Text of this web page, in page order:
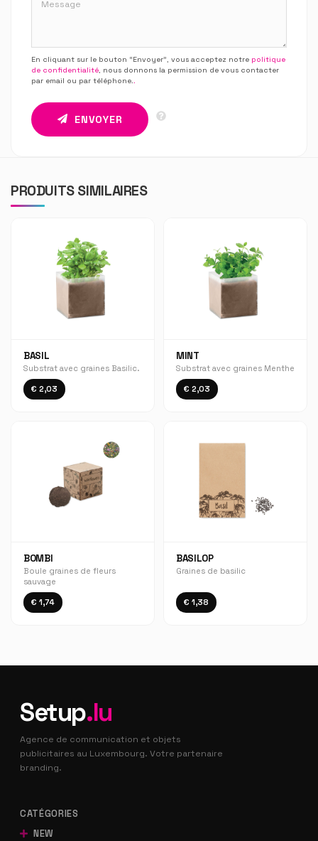
En cliquant sur le bouton “Envoyer”, vous acceptez notre politique
de confidentialité, nous donnons la permission de vous contacter
par email ou par téléphone..
ENVOYER
PRODUITS SIMILAIRES
BASIL
Substrat avec graines Basilic.
€ 2,03
MINT
Substrat avec graines Menthe
€ 2,03
BOMBI
Boule graines de fleurs
sauvage
€ 1,74
BASILOP
Graines de basilic
€ 1,38
Setup.lu
Agence de communication et objets
publicitaires au Luxembourg. Votre partenaire
branding.
CATÉGORIES
NEW